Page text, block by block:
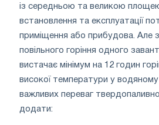
із середньою та великою
встановлення та експлуатації
приміщення або прибудова. Але
повільного горіння одного
вистачає мінімум на 12 годин
високої температури у водяному
важливих переваг
додати: